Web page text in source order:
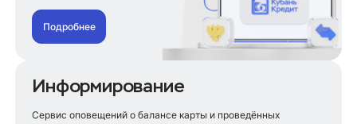
VIP Стратегия
VIP Управляемый
Подробнее
Информирование
Сервис оповещений о балансе карты и проведённых